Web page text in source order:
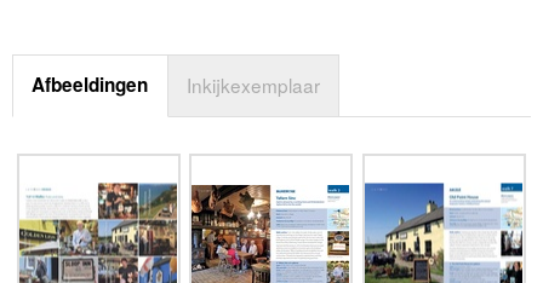
Afbeeldingen Inkijkexemplaar